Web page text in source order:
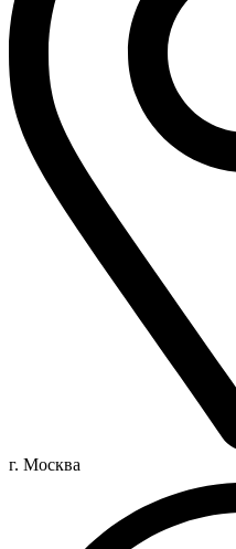
г. Москва